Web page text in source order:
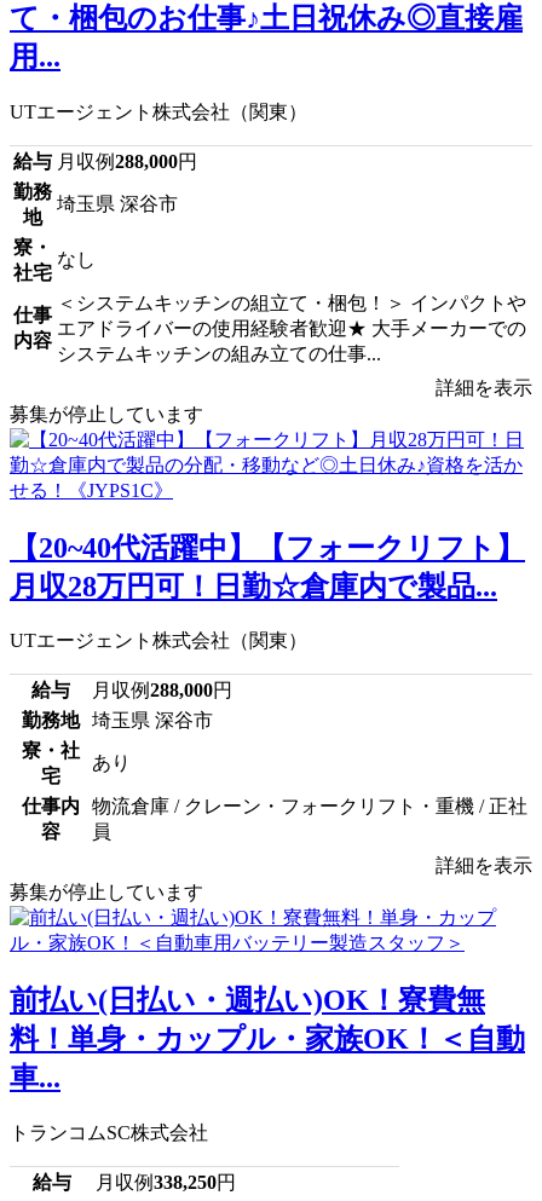
て・梱包のお仕事♪土日祝休み◎直接雇
用...
UTエージェント株式会社（関東）
給与 月収例288,000円
勤務
地
埼玉県 深谷市
寮・
社宅
なし
仕事
内容
＜システムキッチンの組立て・梱包！＞ インパクトや
エアドライバーの使用経験者歓迎★ 大手メーカーでの
システムキッチンの組み立ての仕事...
詳細を表示
募集が停止しています
【20~40代活躍中】【フォークリフト】
月収28万円可！日勤☆倉庫内で製品...
UTエージェント株式会社（関東）
給与 月収例288,000円
勤務地
埼玉県 深谷市
寮・社
宅
あり
仕事内
容
物流倉庫 / クレーン・フォークリフト・重機 / 正社
員
詳細を表示
募集が停止しています
前払い(日払い・週払い)OK！寮費無
料！単身・カップル・家族OK！＜自動
車...
トランコムSC株式会社
給与 月収例338,250円